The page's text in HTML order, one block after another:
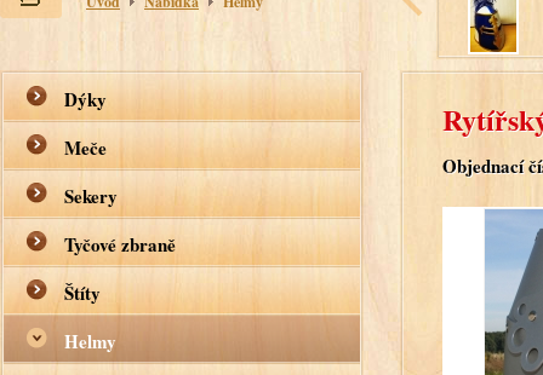
Dýky
Meče
Sekery
Tyčové zbraně
Štíty
Helmy
Objednací